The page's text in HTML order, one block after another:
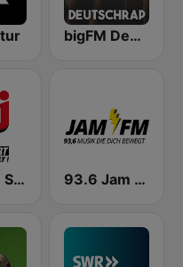
bigFM Deutschrap
ENERGY Stuttgart 93.6 Jam FM